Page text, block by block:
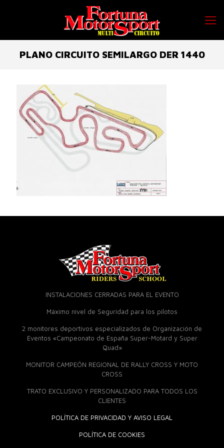
PLANO CIRCUITO SEMILARGO DER 1440
INSTALACIONES CERRADAS PARA EL EVENTO
Máximo nivel de Seguridad para los pilotos
2 monitores deportivos especializados de Organización de
Eventos «Campeonato de España Super-Motard y Super
Quad»
MONITOR CAMPEÓN REGIONAL DE RALLY CROSS Y MOTO
CROSS
TRATO EXCLUSIVO Y PERSONALIZADO PARA TODOS LOS
CLIENTES
POLÍTICA DE PRIVACIDAD Y AVISO LEGAL
POLÍTICA DE COOKIES